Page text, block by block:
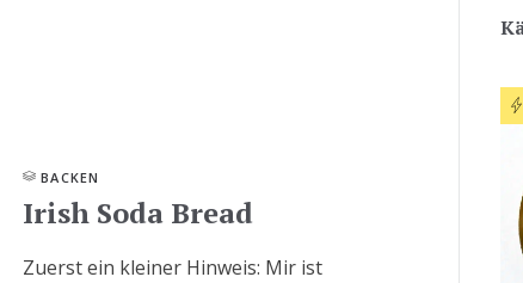
BACKEN
Irish Soda Bread
Zuerst ein kleiner Hinweis: Mir ist